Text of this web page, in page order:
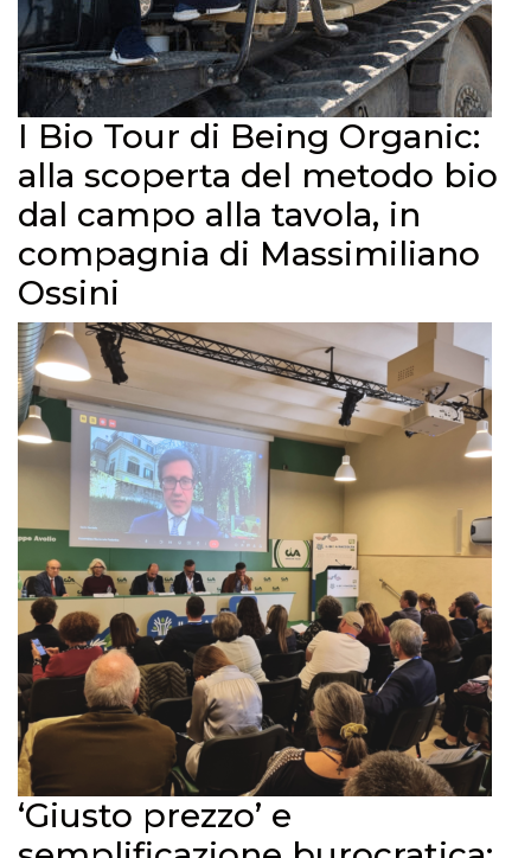
I Bio Tour di Being Organic:
alla scoperta del metodo bio
dal campo alla tavola, in
compagnia di Massimiliano
Ossini
‘Giusto prezzo’ e